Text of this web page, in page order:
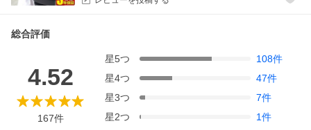
総合評価
4.52
167件
星5つ 108件
星4つ 47件
星3つ 7件
星2つ 1件